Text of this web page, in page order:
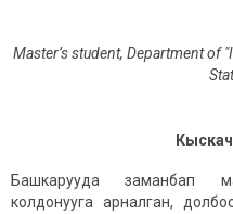
Master’s student, Department of
Башкарууда заманбап
колдонууга арналган,